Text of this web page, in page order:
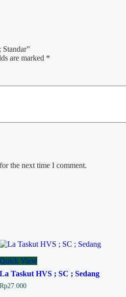
are marked *
the next time I comment.
Quick View
La Taskut HVS ; SC ; Sedang
Rp27.000